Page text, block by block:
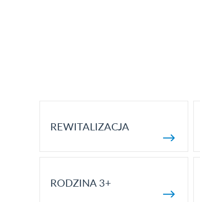
REWITALIZACJA
RODZINA 3+